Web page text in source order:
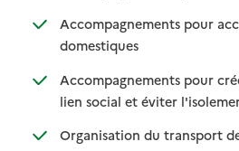
Accompagnements pour
domestiques: disponible
: non disponible
Accompagnements pour
lien social et éviter
:
:
Organisation du transport